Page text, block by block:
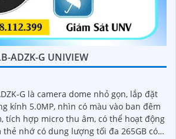
ADZK-G UNIVIEW
G là camera dome nhỏ gọn, lắp đặt
kính 5.0MP, nhìn có màu vào ban đêm
tích hợp micro thu âm, có thể hoạt động
nhớ có dung lượng tối đa 265GB có